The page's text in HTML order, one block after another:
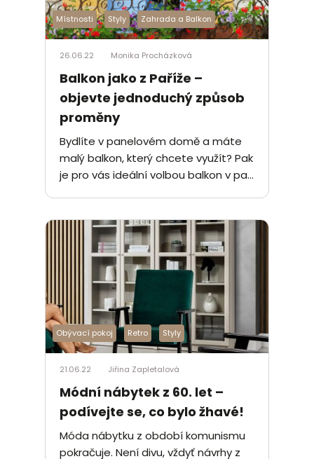
Místnosti Styly Zahrada a Balkon
26.06.22 Monika Procházková
Balkon jako z Paříže –
objevte jednoduchý způsob
proměny
Bydlíte v panelovém domě a máte
malý balkon, který chcete využít? Pak
je pro vás ideální volbou balkon v pa...
Obývací pokoj Retro Styly
21.06.22 Jiřina Zapletalová
Módní nábytek z 60. let –
podívejte se, co bylo žhavé!
Móda nábytku z období komunismu
pokračuje. Není divu, vždyť návrhy z